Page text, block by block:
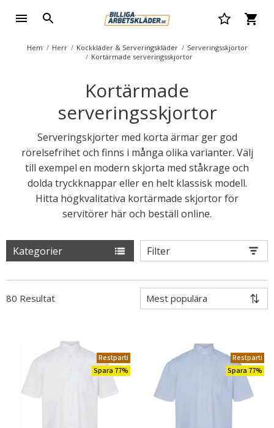
Hem Herr Kockkläder & Serveringskläder
Serveringsskjortor
Kortärmade serveringsskjortor
Kortärmade
serveringsskjortor
Serveringskjorter med korta ärmar ger god
rörelsefrihet och finns i många olika varianter. Välj
till exempel en modern skjorta med ståkrage och
dolda tryckknappar eller en helt klassisk modell.
Hitta högkvalitativa kortärmade skjortor för
servitörer här och beställ online.
Kategorier Filter
80 Resultat
Restparti
Spara 77%
Restparti
Spara 77%